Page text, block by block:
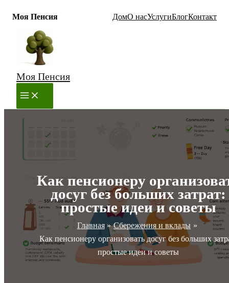
Моя Пенсия ДомО насУслугиБлогКонтакт
Перейти
содержимому
Моя Пенсия
MAIN
MENU
Как пенсионеру
досуг без больших затрат:
простые идеи и советы
Главная
Сбережения и вклады
Как пенсионеру организовать досуг без больших
простые идеи и советы